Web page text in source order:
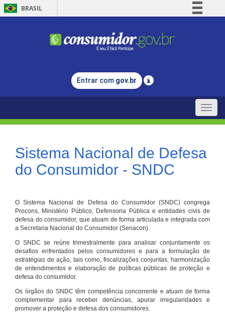
BRASIL
Comunica BR
Legislação
Entrar com gov.br
Toggle
Sistema Nacional de Defesa
do Consumidor - SNDC
O Sistema Nacional de Defesa do Consumidor (SNDC) congrega
Procons, Ministério Público, Defensoria Pública e entidades civis de
defesa do consumidor, que atuam de forma articulada e integrada com
a Secretaria Nacional do Consumidor (Senacon).
O SNDC se reúne trimestralmente para analisar conjuntamente os
desafios enfrentados pelos consumidores e para a formulação de
estratégias de ação, tais como, fiscalizações conjuntas, harmonização
de entendimentos e elaboração de políticas públicas de proteção e
defesa do consumidor.
Os órgãos do SNDC têm competência concorrente e atuam de forma
complementar para receber denúncias, apurar irregularidades e
promover a proteção e defesa dos consumidores.